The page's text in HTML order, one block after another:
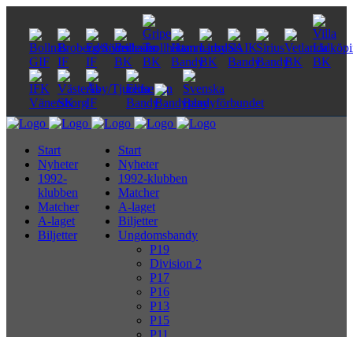
Start
Nyheter
1992-klubben
Matcher
A-laget
Biljetter
Ungdomsbandy
P19
Division 2
P17
P16
P13
P15
P11
Start
Nyheter
1992-
klubben
Matcher
A-laget
Biljetter